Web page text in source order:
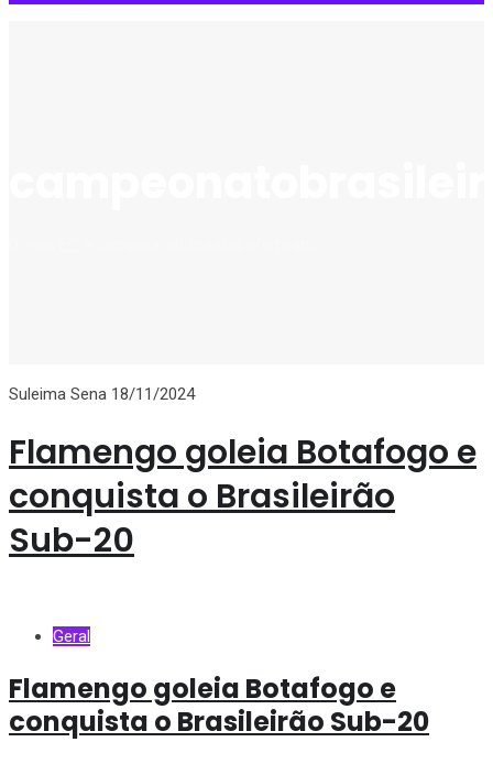
Suleima Sena 18/11/2024
Flamengo goleia Botafogo e
conquista o Brasileirão
Sub-20
Geral
Flamengo goleia Botafogo e
conquista o Brasileirão Sub-20